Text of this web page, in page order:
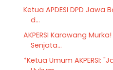
Ketua APDESI DPD
d...
AKPERSI Karawang
Senjata...
*Ketua Umum AKPERSI: